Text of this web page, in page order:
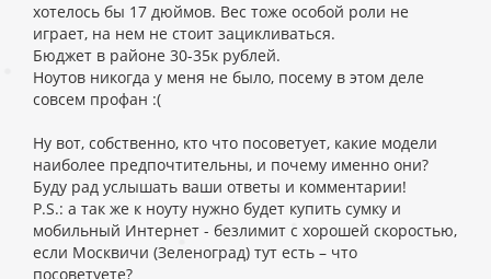
хотелось бы 17 дюймов. Вес тоже особой роли не
играет, на нем не стоит зацикливаться.
Бюджет в районе 30-35к рублей.
Ноутов никогда у меня не было, посему в этом деле
совсем профан :(
Ну вот, собственно, кто что посоветует, какие модели
наиболее предпочтительны, и почему именно они?
Буду рад услышать ваши ответы и комментарии!
P.S.: а так же к ноуту нужно будет купить сумку и
мобильный Интернет - безлимит с хорошей скоростью,
если Москвичи (Зеленоград) тут есть – что
посоветуете?